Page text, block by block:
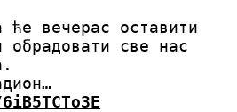
ће вечерас оставити
све нас